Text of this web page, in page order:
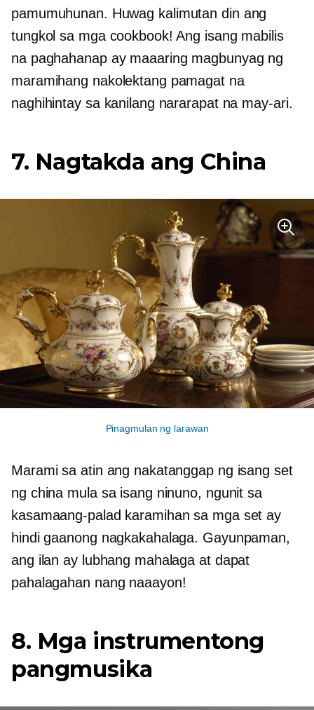
pamumuhunan. Huwag kalimutan din ang
tungkol sa mga cookbook! Ang isang mabilis
na paghahanap ay maaaring magbunyag ng
maramihang nakolektang pamagat na
naghihintay sa kanilang nararapat na may-ari.
7. Nagtakda ang China
Pinagmulan ng larawan
Marami sa atin ang nakatanggap ng isang set
ng china mula sa isang ninuno, ngunit sa
kasamaang-palad karamihan sa mga set ay
hindi gaanong nagkakahalaga. Gayunpaman,
ang ilan ay lubhang mahalaga at dapat
pahalagahan nang naaayon!
8. Mga instrumentong
pangmusika